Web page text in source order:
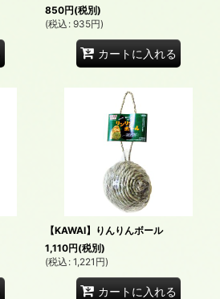
850円(税別)
(税込 : 935円)
カートに入れる
【KAWAI】りんりんボール
1,110円(税別)
(税込 : 1,221 円)
カートに入れる